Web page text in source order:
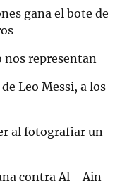
gana el bote de
nos representan
Leo Messi, a los
al fotografiar un
contra Al - Ain